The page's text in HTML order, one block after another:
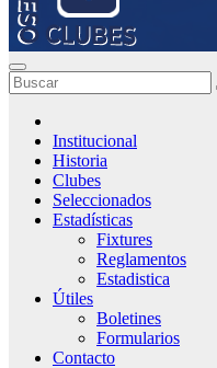
Institucional
Historia
Clubes
Seleccionados
Estadísticas
Fixtures
Reglamentos
Estadistica
Útiles
Boletines
Formularios
Contacto